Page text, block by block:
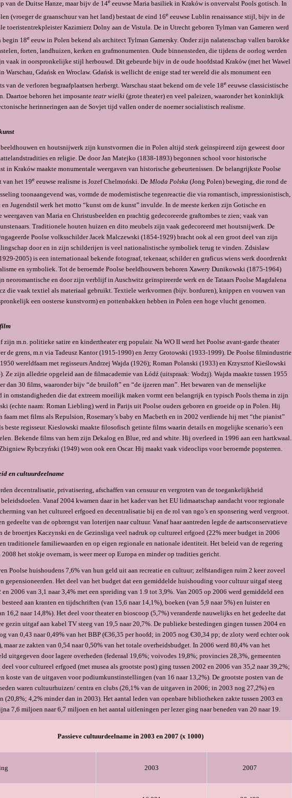
van de Duitse Hanze, maar bijv de 14 eeuwse Maria basiliek in Kraków is onvervalst Pools gotisch. In
(vroeger de graanschuur van het land) bestaat de eind 16e eeuwse Lublin renaissance stijl, bijv in de
toeristentrekpleister Kazimierz Dolny aan de Vistula. De in Utrecht geboren Tylman van Gameren werd
begin 18e eeuw in Polen bekend als architect Tylman Gamersky. Onder zijn nalatenschap vallen barokke
forten, landhuizen, kerken en grafmonumenten. Oude binnensteden, die tijdens de oorlog werden
vaak in oorspronkelijke stijl herbouwd. Dit gebeurde bijv in de oude hoofdstad Kraków (met het Wawel
Warschau, Gdańsk en Wroclaw. Gdańsk is wellicht de enige stad ter wereld die als monument een
van de verloren begraafplaatsen herbergt. Warschau staat bekend om de vele 18e eeuwse classicistische
Daartoe behoren het imposante teatr wielki (grote theater) en veel paleizen, waaronder het koninklijk
herinneringen aan de Sovjet tijd vallen onder de noemer socialistisch realisme.
en houtsnijwerk zijn kunstvormen die in Polen altijd sterk geïnspi­reerd zijn geweest door
en religie. De door Jan Matejko (1838-1893) begonnen school voor historische
in Kraków maakte monumentale weergaven van historische gebeurtenissen. De belangrijkste Poolse
van het 19e eeuwse realisme is Jozef Chelmoński. De Mloda Polska (Jong Polen) beweging, die rond de
toonaangevend was, vormde de modernistische tegenreactie die via romantisch, impressionistisch,
en Jugendstil werk het motto “kunst om de kunst” invulde. In de meeste kerken zijn Gotische en
weergaven van Maria en Christusbeelden en prachtig gedeco­reerde graftombes te zien; vaak van
Traditionele houten huizen en dito meubels zijn vaak gedecoreerd met houtsnijwerk. De
Poolse volksschilder Jacek Malczewski (1854-1929) bracht ook al een groot deel van zijn
door en in zijn schilderijen is veel nationalistische symboliek terug te vinden. Zdsislaw
2005) is een internationaal bekende fotograaf, tekenaar, schilder en graficus wiens werk doordrenkt
en symboliek. Tot de beroemde Poolse beeldhouwers behoren Xawery Dunikowski (1875-1964)
neoromantische en door zijn verblijf in Auschwitz geïnspireerde werk en de Tataars Poolse Magdalena
die vaak textiel als materiaal gebruikt. Textiele werkvormen (bijv. borduren), knippen en vouwen van
een oosterse kunstvorm) en pottenbakken hebben in Polen een hoge vlucht genomen.
zijn m.n. politieke satire en kindertheater erg populair. Na WO II werd het Poolse avant-garde theater
de grens, m.n via Tadeusz Kantor (1915-1990) en Jerzy Grotowski (1933-1999). De Poolse filmindustrie
wereldfaam met regisseurs Andrzej Wajda (1926); Roman Polanski (1933) en Krzysztof Kieślowski
Ze zijn alledrie opgeleid aan de filmacademie van Łódź (uitspraak: Wodzj). Wajda maakte tussen 1955
dan 30 films, waaronder bijv “de bruiloft” en “de ijzeren man”. Het bewaren van de menselijke
in omstandigheden die dat extreem moeilijk maken vormt een belangrijk en typisch Pools thema in zijn
(echte naam: Roman Liebling) werd in Parijs uit Poolse ouders geboren en groeide op in Polen. Hij
faam met films als Repulsion, Rosemary’s baby en Macbeth en in 2002 verdiende hij met “the pianist”
beste regisseur. Kieslowski maakte filosofisch getinte films waarin details en mogelijke scenario’s een
Bekende films van hem zijn Dekalog en Blue, red and white. Hij overleed in 1996 aan een hartkwaal.
Rybczyński (1949) won ook een Oscar. Hij maakt vaak videoclips voor beroemde popsterren.
en cultuurdeelname
decentralisatie, privatisering, afschaffen van censuur en vergroten van de toegankelijkheid
Vanaf 2004 kwamen daar in het kader van het EU lidmaatschap aandacht voor regionale
van het cultureel erfgoed en decentralisatie bij en de rol van ngo’s en sponsering werd vergroot.
gedeelte van de opbrengst van loterijen naar cultuur. Vanaf haar aantreden legde de aartsconservatieve
de broertjes Kaczynski en de Gezinsliga veel nadruk op cultureel erfgoed (22% meer budget in 2006
traditionele familiewaarden en op eigen regionale en nationale identiteit. Het beleid van de regering
het stokje overnam, is weer meer op Europa en minder op tradities gericht.
Poolse huishoudens 7,6% van hun geld uit aan recreatie en cultuur; zelfstandigen ruim 2 keer zoveel
gepensioneerden. Het deel van het budget dat een gemiddelde huishouding voor cultuur uitgaf steeg
en 2006 van 3,1 naar 3,4% met een spreiding van 1.9 tot 3,9%. Van 2005 op 2006 werd gemiddeld een
aan kranten en tijdschriften (van 15,6 naar 14,1%), boeken (van 5,9 naar 5%) en luister en
16,2 naar 14,8%). Het deel voor theater en bioscoop (5,7%) veranderde nauwelijks en het gedeelte dat
gezin uitgaf aan kabel TV steeg van 19,5 naar 20,7%. De publieke bestedingen gingen tussen 2004 en
van 0,43 naar 0,49% van het BBP (€36,35 per hoofd; in 2005 nog €30,34 pp; de zloty werd echter ook
maar ze zakten van 0,54 naar 0,50% van het totale overheidsbudget. In 2006 werd 80,4% van het
uitgegeven door lagere overheden (federaal 19,6%; voivodes 19,8%; provincies 28,3%, gemeenten
deel voor cultureel erfgoed (met musea als grootste post) ging tussen 2002 en 2006 van 35,2 naar 39,2%;
koste van de uitgaven voor podiumkunstinstellingen (van 16 naar 13,2%). De grootste posten van de
waren cultuurhuizen/ centra en clubs (26,1% van de uitgaven in 2006; in 2003 nog 27,2%) en
(20,8%; 4,2% minder dan in 2003). Het aantal leden van openbare bibliotheken zakte tussen 2003 en
7,6 miljoen naar 6,7 miljoen en het aantal uitleningen per lezer ging naar beneden van 20 naar 19.
Passieve cultuurdeelname in 2003 en 2007 (x 1000)
2003 2007